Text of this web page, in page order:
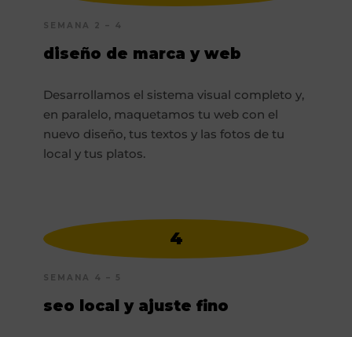
SEMANA 2 – 4
diseño de marca y web
Desarrollamos el sistema visual completo y,
en paralelo, maquetamos tu web con el
nuevo diseño, tus textos y las fotos de tu
local y tus platos.
4
SEMANA 4 – 5
seo local y ajuste fino